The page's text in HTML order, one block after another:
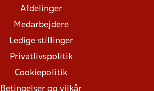
Afdelinger
Medarbejdere
Ledige stillinger
Privatlivspolitik
Cookiepolitik